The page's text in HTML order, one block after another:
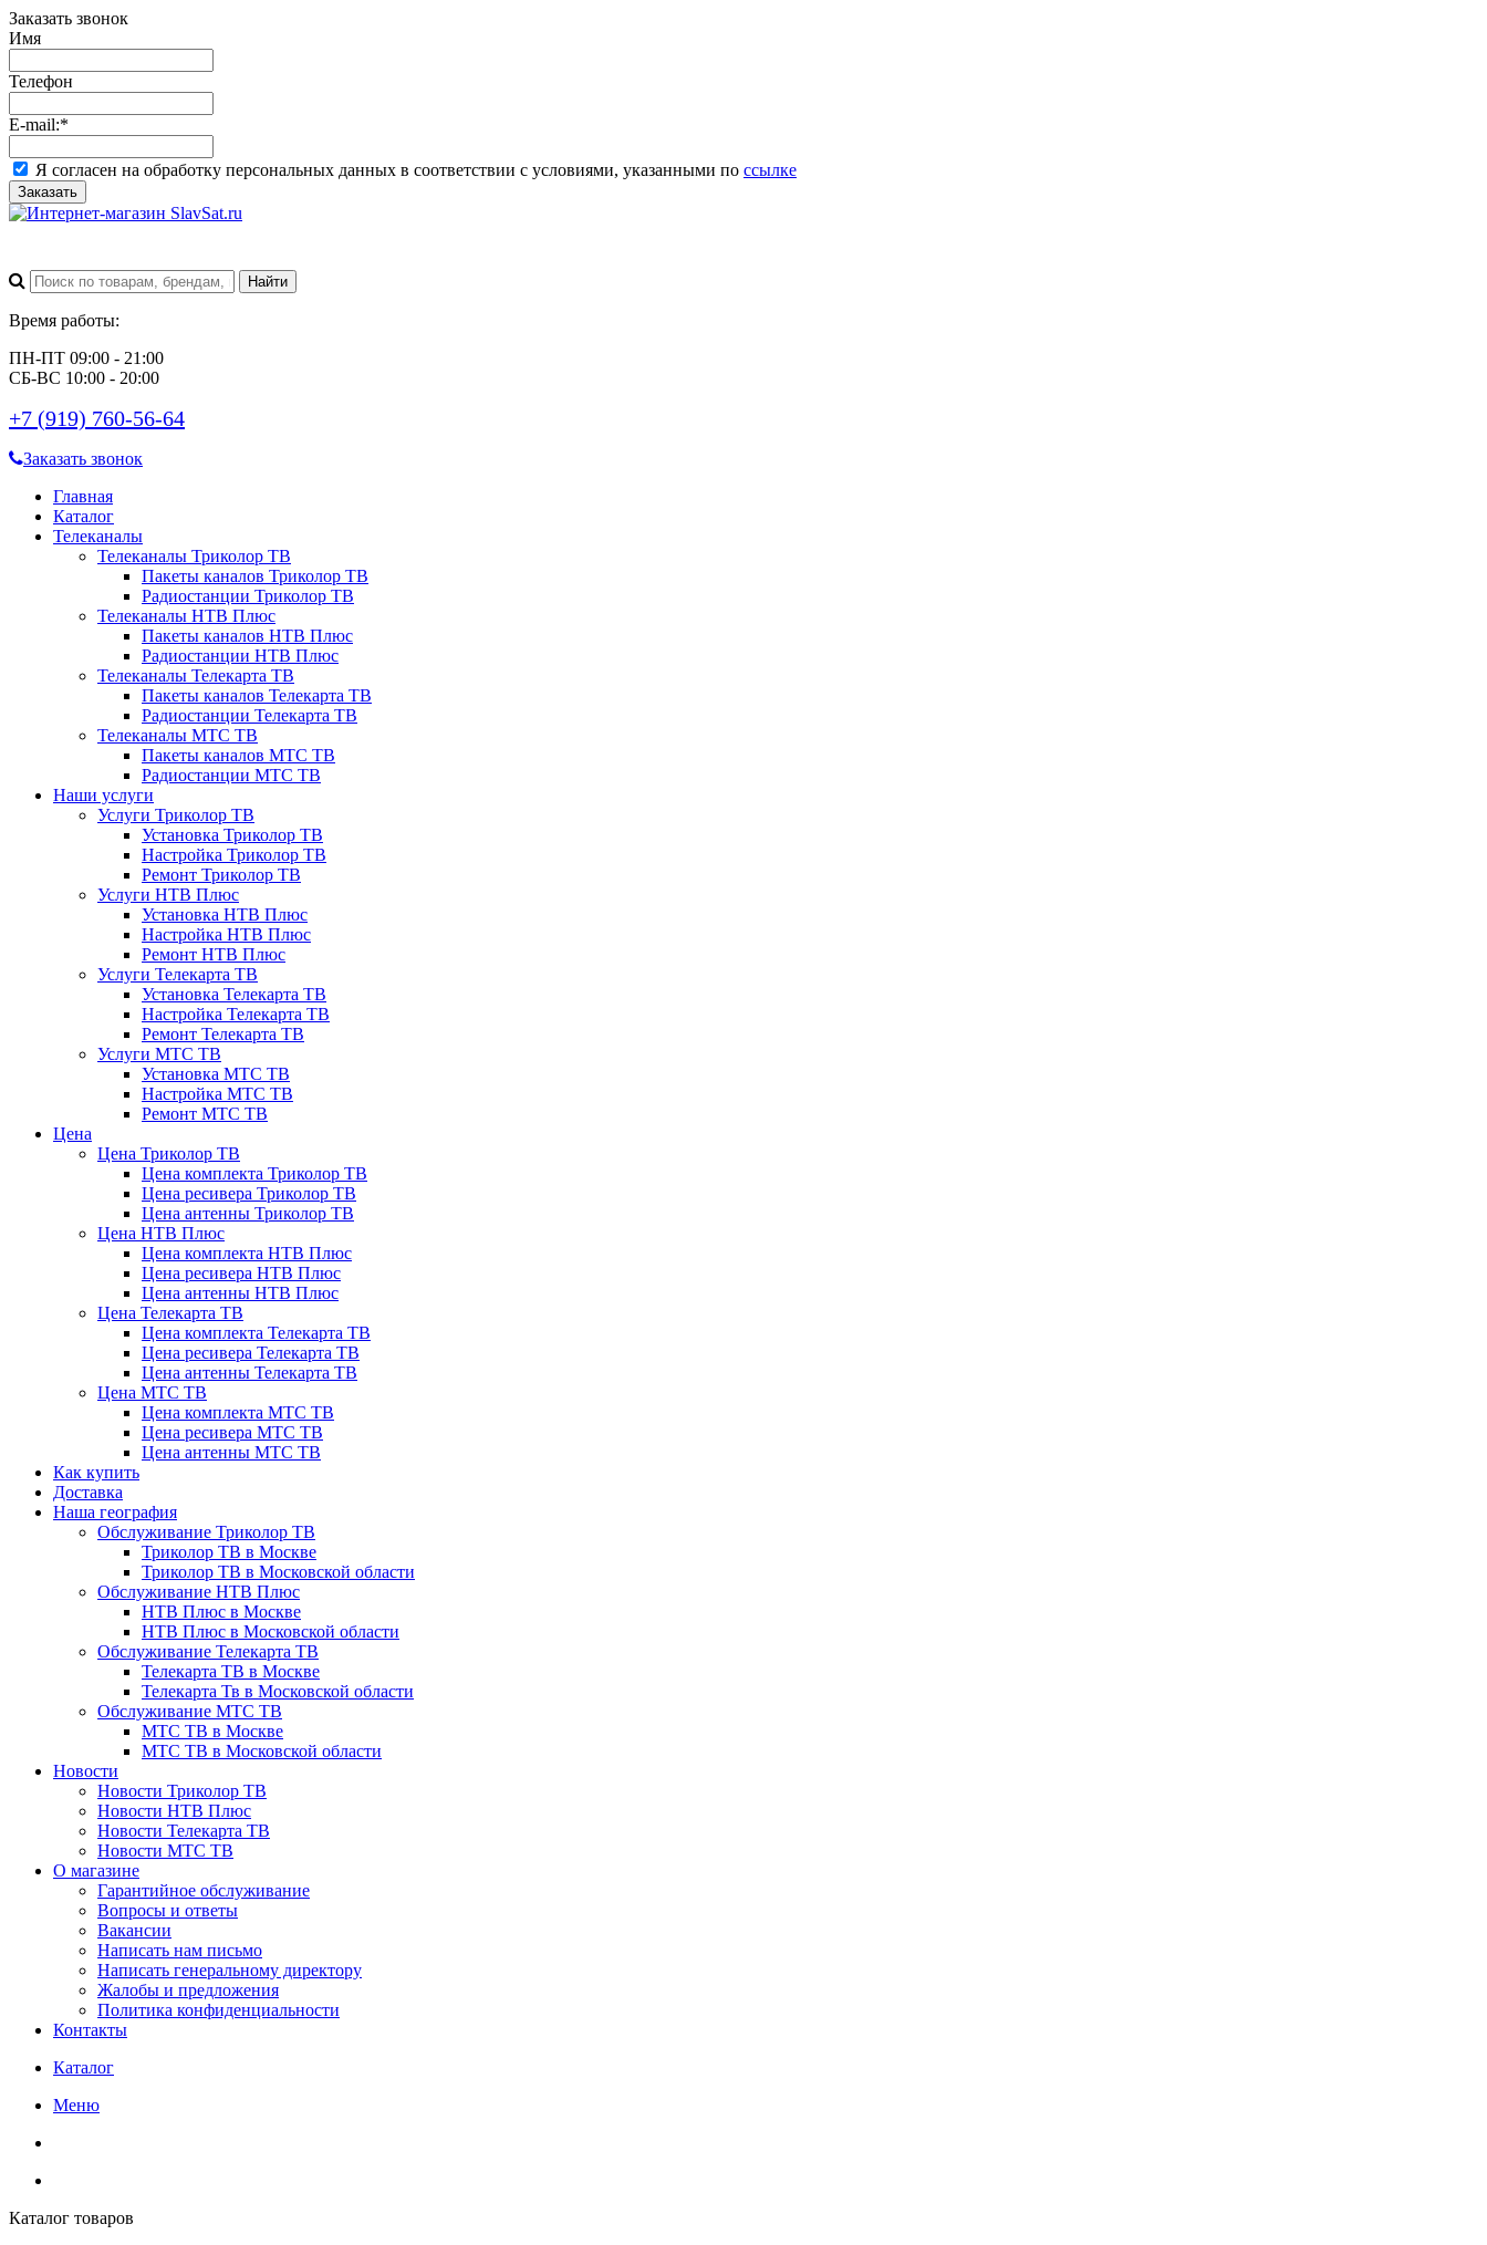
Заказать звонок
Имя
Телефон
E-mail:*
Я согласен на обработку персональных данных в соответствии с условиями, указанными по ссылке
Заказать
Время работы:
ПН-ПТ 09:00 - 21:00
СБ-ВС 10:00 - 20:00
+7 (919) 760-56-64
Заказать звонок
Главная
Каталог
Телеканалы
Телеканалы Триколор ТВ
Пакеты каналов Триколор ТВ
Радиостанции Триколор ТВ
Телеканалы НТВ Плюс
Пакеты каналов НТВ Плюс
Радиостанции НТВ Плюс
Телеканалы Телекарта ТВ
Пакеты каналов Телекарта ТВ
Радиостанции Телекарта ТВ
Телеканалы МТС ТВ
Пакеты каналов МТС ТВ
Радиостанции МТС ТВ
Наши услуги
Услуги Триколор ТВ
Установка Триколор ТВ
Настройка Триколор ТВ
Ремонт Триколор ТВ
Услуги НТВ Плюс
Установка НТВ Плюс
Настройка НТВ Плюс
Ремонт НТВ Плюс
Услуги Телекарта ТВ
Установка Телекарта ТВ
Настройка Телекарта ТВ
Ремонт Телекарта ТВ
Услуги МТС ТВ
Установка МТС ТВ
Настройка МТС ТВ
Ремонт МТС ТВ
Цена
Цена Триколор ТВ
Цена комплекта Триколор ТВ
Цена ресивера Триколор ТВ
Цена антенны Триколор ТВ
Цена НТВ Плюс
Цена комплекта НТВ Плюс
Цена ресивера НТВ Плюс
Цена антенны НТВ Плюс
Цена Телекарта ТВ
Цена комплекта Телекарта ТВ
Цена ресивера Телекарта ТВ
Цена антенны Телекарта ТВ
Цена МТС ТВ
Цена комплекта МТС ТВ
Цена ресивера МТС ТВ
Цена антенны МТС ТВ
Как купить
Доставка
Наша география
Обслуживание Триколор ТВ
Триколор ТВ в Москве
Триколор ТВ в Московской области
Обслуживание НТВ Плюс
НТВ Плюс в Москве
НТВ Плюс в Московской области
Обслуживание Телекарта ТВ
Телекарта ТВ в Москве
Телекарта Тв в Московской области
Обслуживание МТС ТВ
МТС ТВ в Москве
МТС ТВ в Московской области
Новости
Новости Триколор ТВ
Новости НТВ Плюс
Новости Телекарта ТВ
Новости МТС ТВ
О магазине
Гарантийное обслуживание
Вопросы и ответы
Вакансии
Написать нам письмо
Написать генеральному директору
Жалобы и предложения
Политика конфиденциальности
Контакты
Каталог
Меню
Каталог товаров